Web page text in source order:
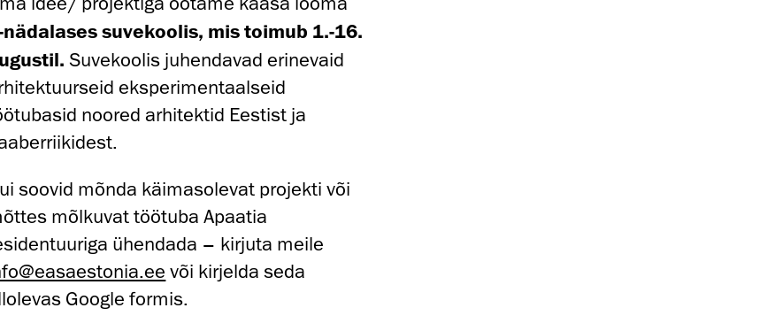
nädalases suvekoolis, mis toimub 1.-16.
Suvekoolis juhendavad erinevaid
eksperimentaalseid
noored arhitektid Eestist ja
soovid mõnda käimasolevat projekti või
mõlkuvat töötuba Apaatia
ühendada – kirjuta meile
või kirjelda seda
Google formis.